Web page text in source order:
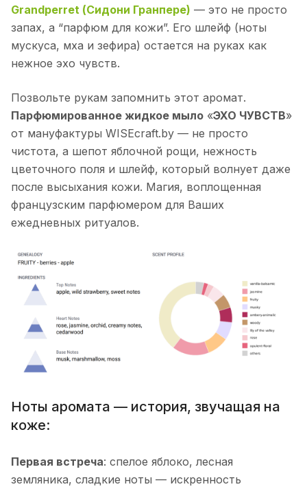
Grandperret (Сидони Гранпере) — это не просто
запах, а “парфюм для кожи”. Его шлейф (ноты
мускуса, мха и зефира) остается на руках как
нежное эхо чувств.
Позвольте рукам запомнить этот аромат.
Парфюмированное жидкое мыло «ЭХО ЧУВСТВ»
от мануфактуры WISEcraft.by — не просто
чистота, а шепот яблочной рощи, нежность
цветочного поля и шлейф, который волнует даже
после высыхания кожи. Магия, воплощенная
французским парфюмером для Ваших
ежедневных ритуалов.
Ноты аромата — история, звучащая на
коже:
Первая встреча: спелое яблоко, лесная
земляника, сладкие ноты — искренность